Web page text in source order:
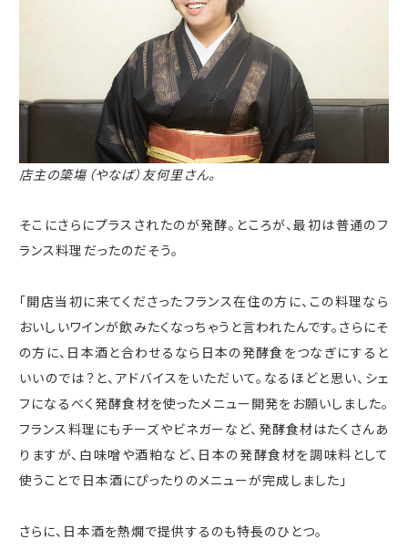
店主の簗塲（やなば）友何里さん。
そこにさらにプラスされたのが発酵。ところが、最初は普通のフ
ランス料理だったのだそう。
「開店当初に来てくださったフランス在住の方に、この料理なら
おいしいワインが飲みたくなっちゃうと言われたんです。さらにそ
の方に、日本酒と合わせるなら日本の発酵食をつなぎにすると
いいのでは？と、アドバイスをいただいて。なるほどと思い、シェ
フになるべく発酵食材を使ったメニュー開発をお願いしました。
フランス料理にもチーズやビネガーなど、発酵食材はたくさんあ
りますが、白味噌や酒粕など、日本の発酵食材を調味料として
使うことで日本酒にぴったりのメニューが完成しました」
さらに、日本酒を熱燗で提供するのも特長のひとつ。